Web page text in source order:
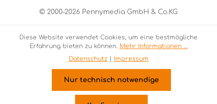
© 2000-2026 Pennymedia GmbH & Co.KG
Diese Website verwendet Cookies, um eine bestmögliche
Erfahrung bieten zu können. Mehr Informationen ...
Datenschutz| Impressum
Nur technisch notwendige